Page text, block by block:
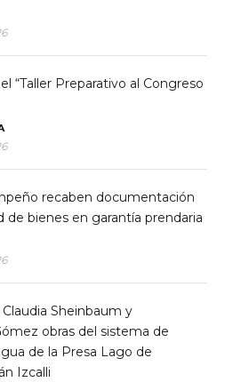
“Taller Preparativo al Congreso
recaben documentación
de bienes en garantía prendaria
Sheinbaum y
obras del sistema de
de la Presa Lago de
Izcalli